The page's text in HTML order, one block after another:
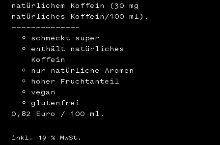
natürlichem Koffein (30 mg
natürliches Koffein/100 ml).
—————————————–
schmeckt super
enthält natürliches
Koffein
nur natürliche Aromen
hoher Fruchtanteil
vegan
glutenfrei
0,82 Euro / 100 ml.
inkl. 19 % MwSt.